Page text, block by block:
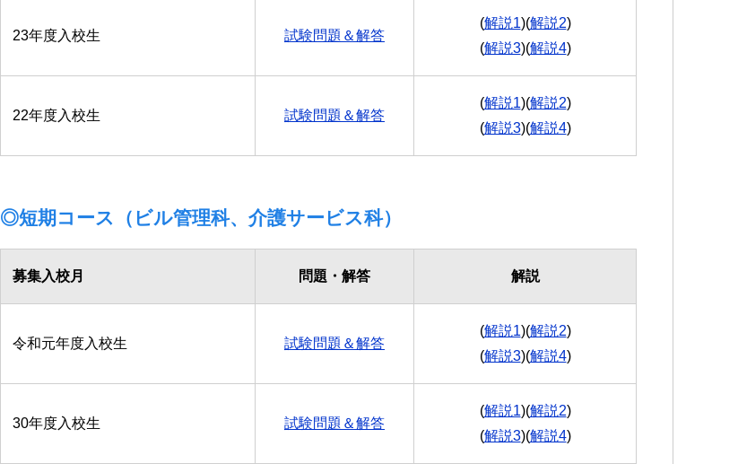
23年度入校生 試験問題＆解答
(解説1)(解説2)
(解説3)(解説4)
22年度入校生 試験問題＆解答
(解説1)(解説2)
(解説3)(解説4)
◎短期コース（ビル管理科、介護サービス科）
募集入校月 問題・解答 解説
令和元年度入校生 試験問題＆解答
(解説1)(解説2)
(解説3)(解説4)
30年度入校生 試験問題＆解答
(解説1)(解説2)
(解説3)(解説4)